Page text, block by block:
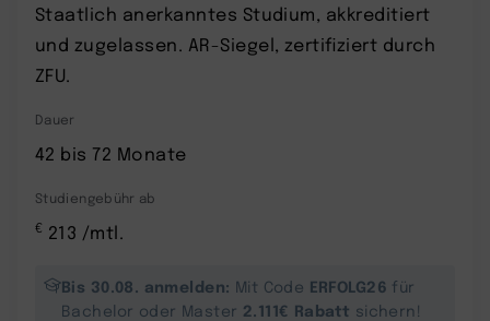
Staatlich anerkanntes Studium, akkreditiert
und zugelassen. AR-Siegel, zertifiziert durch
ZFU.
Dauer
42 bis 72 Monate
Studiengebühr ab
€ 213 /mtl.
Bis 30.08. anmelden: Mit Code ERFOLG26 für
Bachelor oder Master 2.111€ Rabatt sichern!